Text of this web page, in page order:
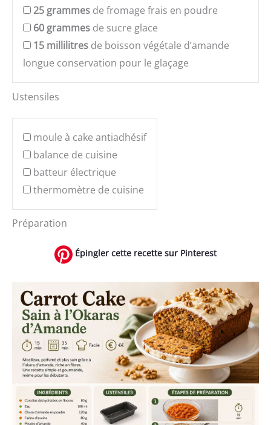
25 grammes de fromage frais en poudre
60 grammes de sucre glace
15 millilitres de boisson végétale d’amande
longue conservation pour le glaçage
Ustensiles
moule à cake antiadhésif
balance de cuisine
batteur électrique
thermomètre de cuisine
Préparation
Épingler cette recette sur Pinterest